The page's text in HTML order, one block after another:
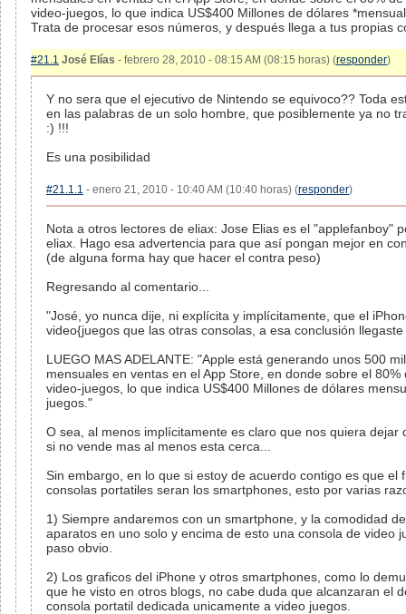
video-juegos, lo que indica US$400 Millones de dólares
Trata de procesar esos números, y después llega a tus propias
#21.1 José Elías - febrero 28, 2010 - 08:15 AM (08:15 horas) (responder)
Y no sera que el ejecutivo de Nintendo se equivoco?? Toda
en las palabras de un solo hombre, que posiblemente ya no
:) !!!
Es una posibilidad
#21.1.1 - enero 21, 2010 - 10:40 AM (10:40 horas) (responder)
Nota a otros lectores de eliax: Jose Elias es el "applefanboy"
eliax. Hago esa advertencia para que así pongan mejor en
(de alguna forma hay que hacer el contra peso)
Regresando al comentario...
"José, yo nunca dije, ni explícita y implícitamente, que el
video{juegos que las otras consolas, a esa conclusión
LUEGO MAS ADELANTE: "Apple está generando unos 500
mensuales en ventas en el App Store, en donde sobre el 80%
video-juegos, lo que indica US$400 Millones de dólares
juegos."
O sea, al menos implícitamente es claro que nos quiera dejar
si no vende mas al menos esta cerca...
Sin embargo, en lo que si estoy de acuerdo contigo es que el
consolas portatiles seran los smartphones, esto por varias
1) Siempre andaremos con un smartphone, y la comodidad
aparatos en uno solo y encima de esto una consola de video
paso obvio.
2) Los graficos del iPhone y otros smartphones, como lo
que he visto en otros blogs, no cabe duda que alcanzaran el
consola portatil dedicada unicamente a video juegos.